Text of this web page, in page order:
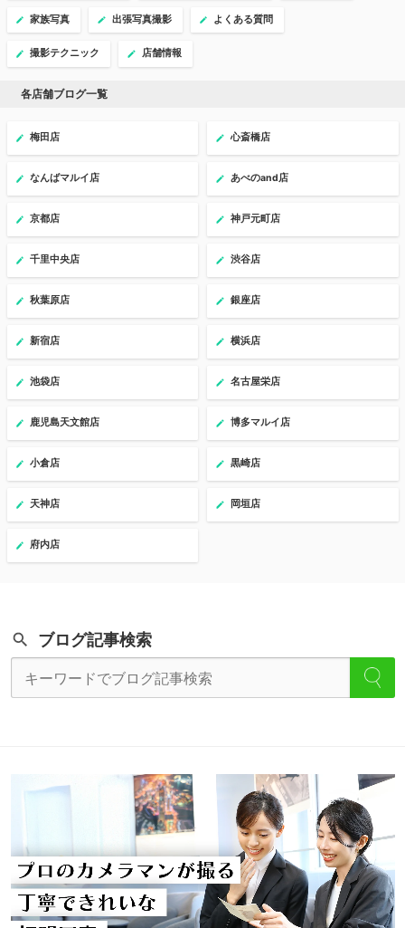
家族写真 出張写真撮影 よくある質問
撮影テクニック 店舗情報
各店舗ブログ一覧
梅田店 心斎橋店
なんばマルイ店 あべのand店
京都店 神戸元町店
千里中央店 渋谷店
秋葉原店 銀座店
新宿店 横浜店
池袋店 名古屋栄店
鹿児島天文館店 博多マルイ店
小倉店 黒崎店
天神店 岡垣店
府内店
ブログ記事検索